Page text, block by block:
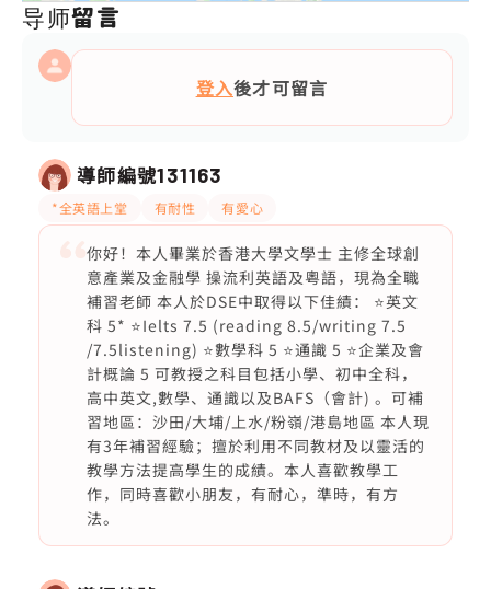
导师留言
登入後才可留言
導師編號131163
*全英語上堂 有耐性 有愛心
你好！本人畢業於香港大學文學士 主修全球創
意產業及金融學 操流利英語及粵語，現為全職
補習老師 本人於DSE中取得以下佳績： ⭐️英文
科 5* ⭐️Ielts 7.5 (reading 8.5/writing 7.5
/7.5listening) ⭐️數學科 5 ⭐️通識 5 ⭐️企業及會
計概論 5 可教授之科目包括小學、初中全科，
高中英文,數學、通識以及BAFS（會計) 。可補
習地區：沙田/大埔/上水/粉嶺/港島地區 本人現
有3年補習經驗；擅於利用不同教材及以靈活的
教學方法提高學生的成績。本人喜歡教學工
作，同時喜歡小朋友，有耐心，準時，有方
法。